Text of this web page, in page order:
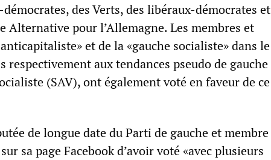
démocrates, des Verts, des libéraux-démocrates et
Alternative pour l’Allemagne. Les membres et
et de la «gauche socialiste» dans le
respectivement aux tendances pseudo de gauche
(SAV), ont également voté en faveur de ce
de longue date du Parti de gauche et membre
sa page Facebook d’avoir voté «avec plusieurs